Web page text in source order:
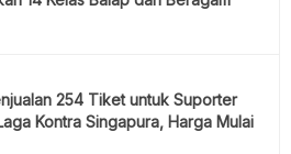
254 Tiket untuk Suporter
Kontra Singapura, Harga Mulai